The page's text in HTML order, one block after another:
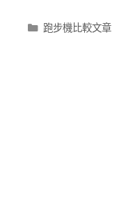
跑步機比較文章